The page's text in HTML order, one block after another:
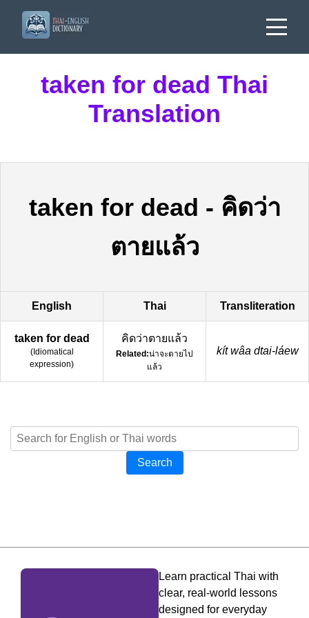
taken for dead Thai
Translation
taken for dead - คิดว่า
ตายแล้ว
English Thai Transliteration
taken for dead
(Idiomatical
expression)
คิดว่าตายแล้ว
Related:น่าจะตายไป
แล้ว
kít wâa dtai-láew
Search
Learn practical Thai with
clear, real-world lessons
designed for everyday